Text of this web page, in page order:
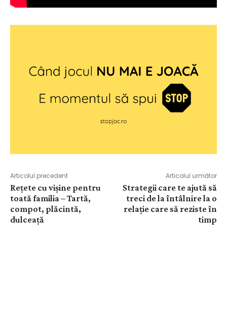
Articolul precedent
Rețete cu vișine pentru
toată familia – Tartă,
compot, plăcintă,
dulceață
Articolul următor
Strategii care te ajută să
treci de la întâlnire la o
relație care să reziste în
timp